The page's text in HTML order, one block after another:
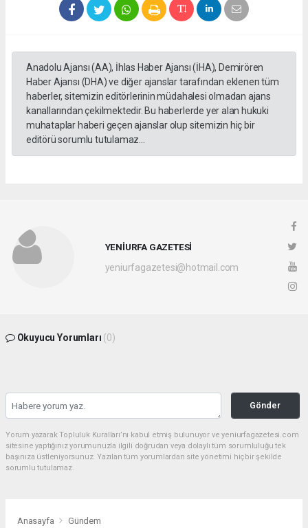
Anadolu Ajansı (AA), İhlas Haber Ajansı (İHA), Demirören
Haber Ajansı (DHA) ve diğer ajanslar tarafından eklenen tüm
haberler, sitemizin editörlerinin müdahalesi olmadan ajans
kanallarından çekilmektedir. Bu haberlerde yer alan hukuki
muhataplar haberi geçen ajanslar olup sitemizin hiç bir
editörü sorumlu tutulamaz...
YENİURFA GAZETESİ
yeniurfagazetesi@hotmail.com
Okuyucu Yorumları (0)
Gönder
Yorum yazarak Topluluk Kuralları’nı kabul etmiş bulunuyor ve yeniurfagazetesi.com
sitesine yaptığınız yorumunuzla ilgili doğrudan veya dolaylı tüm sorumluluğu tek
başınıza üstleniyorsunuz. Yazılan tüm yorumlardan site yönetimi hiçbir şekilde
sorumlu tutulamaz.
Anasayfa Gündem